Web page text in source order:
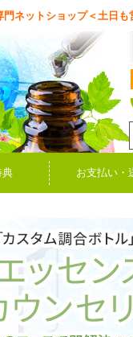
ネットショップ＜土日も
典 お支払い・